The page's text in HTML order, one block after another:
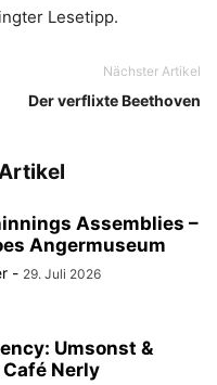
Lesetipp.
Nächster Artikel
Der verflixte Beethoven
Assemblies –
Angermuseum
- 29. Juli 2026
Umsonst &
Nerly